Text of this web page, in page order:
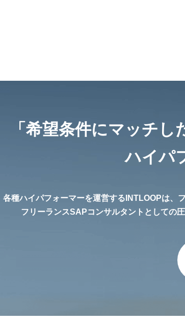
「希望条件にマッチし
ハイパ
各種ハイパフォーマーを運営するINTLOOPは、
フリーランスSAPコンサルタントとしての